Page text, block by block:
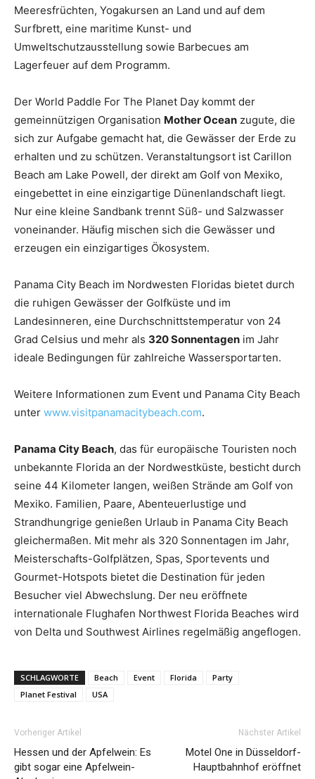
Meeresfrüchten, Yogakursen an Land und auf dem
Surfbrett, eine maritime Kunst- und
Umweltschutzausstellung sowie Barbecues am
Lagerfeuer auf dem Programm.
Der World Paddle For The Planet Day kommt der
gemeinnützigen Organisation Mother Ocean zugute, die
sich zur Aufgabe gemacht hat, die Gewässer der Erde zu
erhalten und zu schützen. Veranstaltungsort ist Carillon
Beach am Lake Powell, der direkt am Golf von Mexiko,
eingebettet in eine einzigartige Dünenlandschaft liegt.
Nur eine kleine Sandbank trennt Süß- und Salzwasser
voneinander. Häufig mischen sich die Gewässer und
erzeugen ein einzigartiges Ökosystem.
Panama City Beach im Nordwesten Floridas bietet durch
die ruhigen Gewässer der Golfküste und im
Landesinneren, eine Durchschnittstemperatur von 24
Grad Celsius und mehr als 320 Sonnentagen im Jahr
ideale Bedingungen für zahlreiche Wassersportarten.
Weitere Informationen zum Event und Panama City Beach
unter www.visitpanamacitybeach.com.
Panama City Beach, das für europäische Touristen noch
unbekannte Florida an der Nordwestküste, besticht durch
seine 44 Kilometer langen, weißen Strände am Golf von
Mexiko. Familien, Paare, Abenteuerlustige und
Strandhungrige genießen Urlaub in Panama City Beach
gleichermaßen. Mit mehr als 320 Sonnentagen im Jahr,
Meisterschafts-Golfplätzen, Spas, Sportevents und
Gourmet-Hotspots bietet die Destination für jeden
Besucher viel Abwechslung. Der neu eröffnete
internationale Flughafen Northwest Florida Beaches wird
von Delta und Southwest Airlines regelmäßig angeflogen.
SCHLAGWORTE Beach Event Florida
Party
Planet Festival
USA
Vorheriger Artikel
Hessen und der Apfelwein: Es
gibt sogar eine Apfelwein-
Nächster Artikel
Motel One in Düsseldorf-
Hauptbahnhof eröffnet